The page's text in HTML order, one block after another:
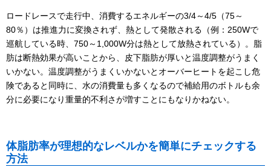
ロードレースで走行中、消費するエネルギーの3/4～4/5（75～
80％）は推進力に変換されず、熱として発散される（例：250Wで
巡航している時、750～1,000W分は熱として放熱されている）。脂
肪は断熱効果が高いことから、皮下脂肪が厚いと温度調整がうまく
いかない。温度調整がうまくいかないとオーバーヒートを起こし危
険であると同時に、水の消費量も多くなるので補給用のボトルも余
分に必要になり重量的不利さが増すことにもなりかねない。
体脂肪率が理想的なレベルかを簡単にチェックする
方法